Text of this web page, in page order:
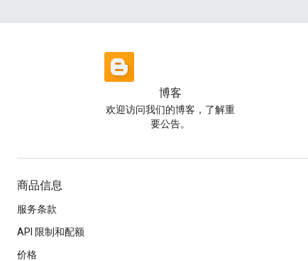
博客
欢迎访问我们的博客，了解重
要公告。
商品信息
服务条款
API 限制和配额
价格